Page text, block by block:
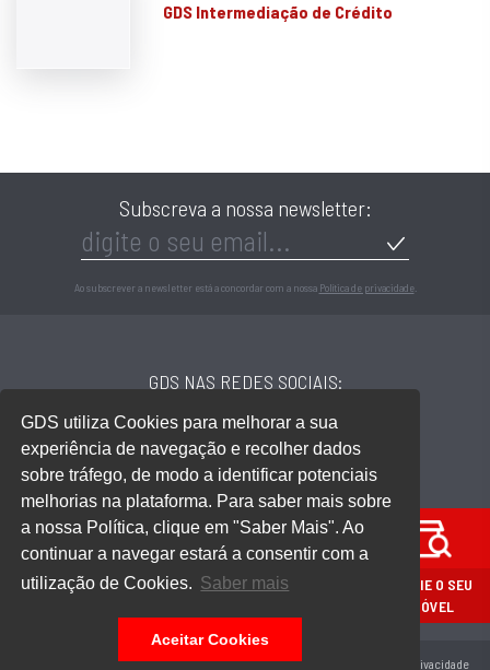
GDS utiliza Cookies para melhorar a sua
experiência de navegação e recolher dados
sobre tráfego, de modo a identificar potenciais
melhorias na plataforma. Para saber mais sobre
a nossa Política, clique em "Saber Mais". Ao
continuar a navegar estará a consentir com a
utilização de Cookies. Saber mais
Aceitar Cookies
GDS Intermediação de Crédito
Subscreva a nossa newsletter:
Ao subscrever a newsletter está a concordar com a nossa Política de privacidade.
GDS NAS REDES SOCIAIS:
LOCALIZAÇÃO:
Rua Andrade Corvo, 242, Loja 1
4700-223 Braga
Ver mapa
Copyright Gomes da Silva 2020. Todos os direitos reservados.
Política de Privacidade
AVALIE O SEU
IMÓVEL